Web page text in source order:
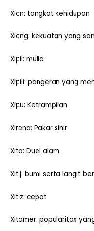
Xion: tongkat kehidupan
Xiong: kekuatan yang
Xipil: mulia
Xipili: pangeran yang
Xipu: Ketrampilan
Xirena: Pakar sihir
Xita: Duel alam
Xitij: bumi serta langit
Xitiz: cepat
Xitomer: popularitas